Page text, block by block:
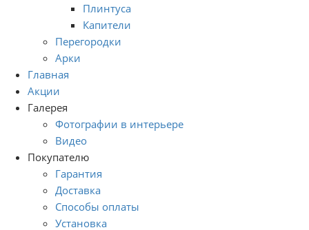
Плинтуса
Капители
Перегородки
Арки
Главная
Акции
Галерея
Фотографии в интерьере
Видео
Покупателю
Гарантия
Доставка
Способы оплаты
Установка